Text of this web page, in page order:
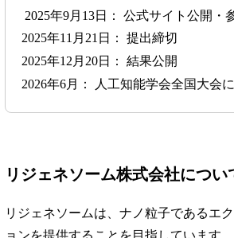
2025年9月13日： 公式サイト公開・
2025年11月21日： 提出締切
2025年12月20日： 結果公開
2026年6月： 人工知能学会全国大会
リジェネソーム株式会社につい
リジェネソームは、ナノ粒子であるエ
ョンを提供することを目指しています